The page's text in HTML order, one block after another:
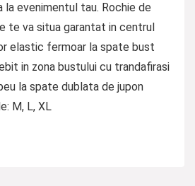
la evenimentul tau. Rochie de
te va situa garantat in centrul
elastic fermoar la spate bust
in zona bustului cu trandafirasi
la spate dublata de jupon
M, L, XL